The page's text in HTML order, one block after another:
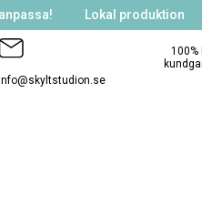
Lokal produktion
100%